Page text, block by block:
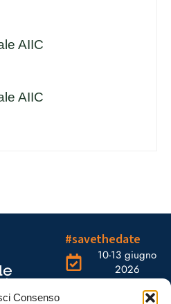
Consenso
AIIC
AIIC
#savethedate
10-13 giugno
2026
OGR Torino